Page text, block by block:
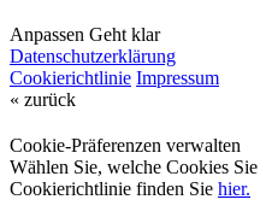
Anpassen Geht klar
Datenschutzerklärung
Cookierichtlinie Impressum
« zurück
Cookie-Präferenzen verwalten
Wählen Sie, welche Cookies
Cookierichtlinie finden Sie hier.